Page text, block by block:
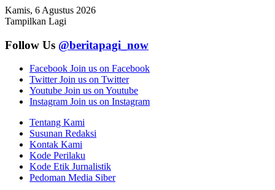
Kamis, 6 Agustus 2026
Tampilkan Lagi
Follow Us @beritapagi_now
Facebook Join us on Facebook
Twitter Join us on Twitter
Youtube Join us on Youtube
Instagram Join us on Instagram
Tentang Kami
Susunan Redaksi
Kontak Kami
Kode Perilaku
Kode Etik Jurnalistik
Pedoman Media Siber